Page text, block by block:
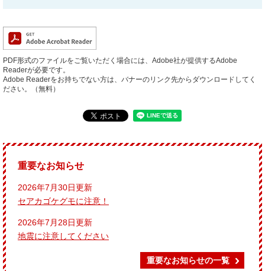
PDF形式のファイルをご覧いただく場合には、Adobe社が提供するAdobe
Readerが必要です。
Adobe Readerをお持ちでない方は、バナーのリンク先からダウンロードしてく
ださい。（無料）
重要なお知らせ
2026年7月30日更新
セアカゴケグモに注意！
2026年7月28日更新
地震に注意してください
重要なお知らせの一覧